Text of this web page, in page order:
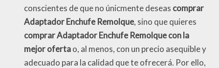
conscientes de que no únicmente deseas comprar
Adaptador Enchufe Remolque, sino que quieres
comprar Adaptador Enchufe Remolque con la
mejor ofertao, al menos, con un precio asequible y
adecuado para la calidad que te ofrecerá. Por ello,